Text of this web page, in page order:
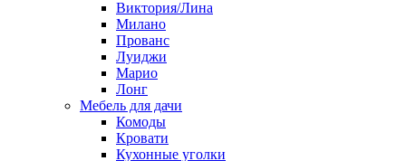
Виктория/Лина
Милано
Прованс
Луиджи
Марио
Лонг
Мебель для дачи
Комоды
Кровати
Кухонные уголки